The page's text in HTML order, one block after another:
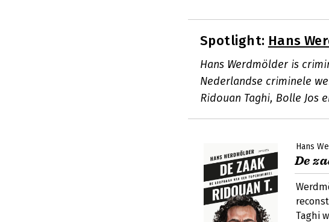
Spotlight: Hans
Hans Werdmölder is
Nederlandse criminele
Ridouan Taghi, Bolle Jos
Hans
De
Taghi